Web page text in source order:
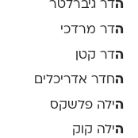
הדר גיברלטר
הדר מרדכי
הדר קטן
החדר אדריכלים
הילה פלשקס
הילה קוק